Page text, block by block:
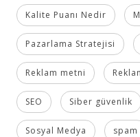
Kalite Puanı Nedir
Pazarlama Stratejisi
Reklam metni
SEO Siber güvenlik
Sosyal Medya spam